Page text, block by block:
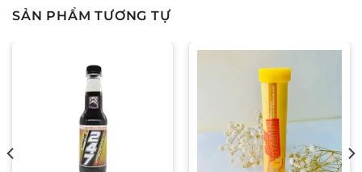
SẢN PHẨM TƯƠNG TỰ